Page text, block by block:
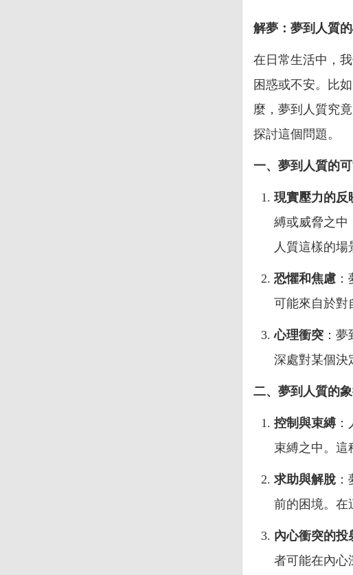
解夢：夢到人質
在日常生活中，
困惑或不安。比
麼，夢到人質究
探討這個問題。
一、夢到人質的
現實壓力的反
縛或威脅之中
人質這樣的場
恐懼和焦慮
可能來自於對
心理衝突 ：
深處對某個決
二、夢到人質的
控制與束縛：
束縛之中。這
求助與解脫
前的困境。在
內心衝突的投
者可能在內心